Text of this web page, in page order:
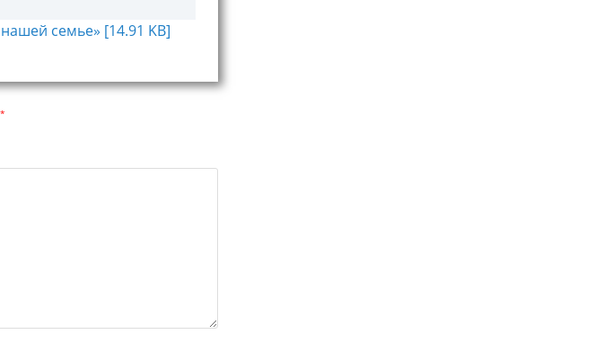
семье» [14.91 KB]
*